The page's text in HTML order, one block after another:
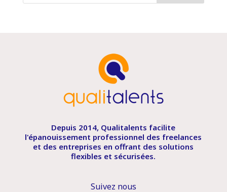
Depuis 2014, Qualitalents facilite
l'épanouissement professionnel des freelances
et des entreprises en offrant des solutions
flexibles et sécurisées.
Suivez nous